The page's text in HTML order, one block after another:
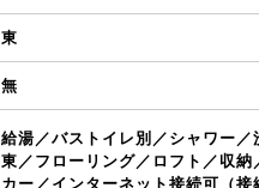
東
無
給湯／バストイレ別／シャワー
東／フローリング／ロフト／収
カー／インターネット接続可（